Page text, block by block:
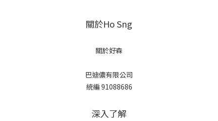
關於Ho Sng
關於好森
巴迪儂有限公司
統編 91088686
深入了解